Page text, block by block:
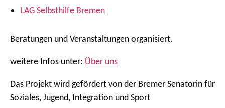
LAG Selbsthilfe Bremen
Beratungen und Veranstaltungen organisiert.
weitere Infos unter: Über uns
Das Projekt wird gefördert von der Bremer Senatorin für
Soziales, Jugend, Integration und Sport